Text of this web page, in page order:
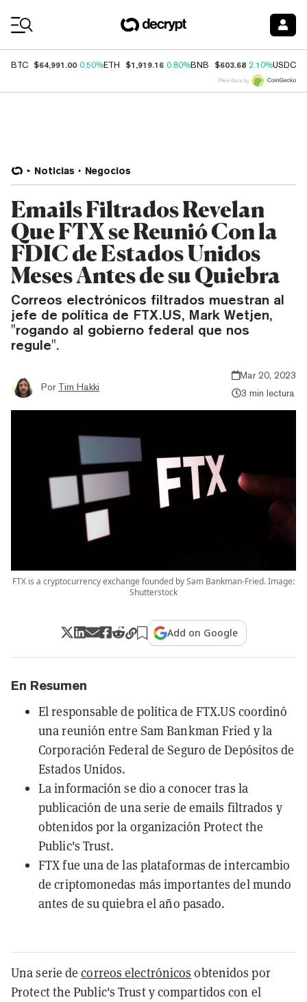
BTC $64,991.00 0.50%ETH $1,919.16 0.80%BNB $603.68 2.10%USDC
Price data by
Noticias Negocios
Emails Filtrados Revelan
Que FTX se Reunió Con la
FDIC de Estados Unidos
Meses Antes de su Quiebra
Correos electrónicos filtrados muestran al
jefe de política de FTX.US, Mark Wetjen,
"rogando al gobierno federal que nos
regule".
Por Tim Hakki
Mar 20, 2023
3 min lectura
FTX is a cryptocurrency exchange founded by Sam Bankman-Fried. Image:
Shutterstock
Add on Google
En Resumen
El responsable de política de FTX.US coordinó
una reunión entre Sam Bankman Fried y la
Corporación Federal de Seguro de Depósitos de
Estados Unidos.
La información se dio a conocer tras la
publicación de una serie de emails filtrados y
obtenidos por la organización Protect the
Public's Trust.
FTX fue una de las plataformas de intercambio
de criptomonedas más importantes del mundo
antes de su quiebra el año pasado.
Una serie decorreos electrónicos obtenidos por
Protect the Public's Trust y compartidos con el